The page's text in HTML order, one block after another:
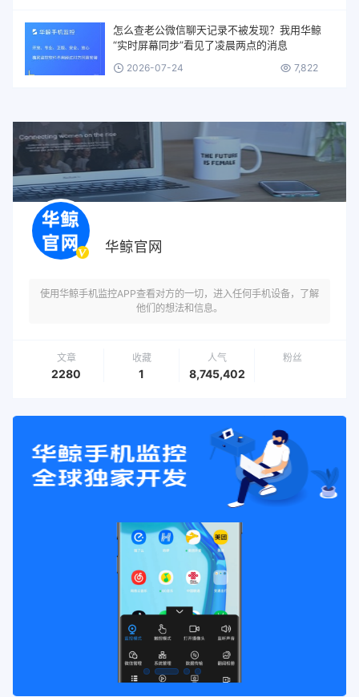
怎么查老公微信聊天记录不被发现？我用华鲸
“实时屏幕同步”看见了凌晨两点的消息
2026-07-24 7,822
华鲸官网
使用华鲸手机监控APP查看对方的一切，进入任何手机设备，了解
他们的想法和信息。
文章
2280
收藏
1
人气
8,745,402
粉丝